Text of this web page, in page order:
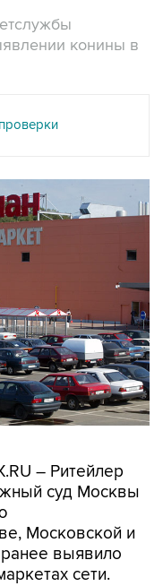
конины в
– Ритейлер
суд Москвы
Московской и
выявило
сети.